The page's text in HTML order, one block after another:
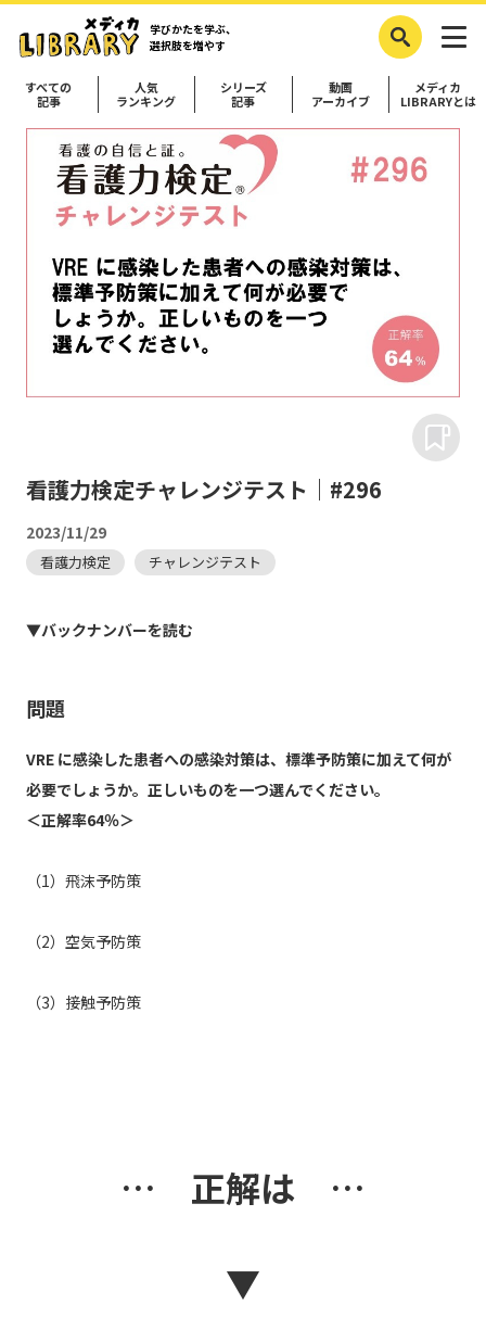
学びかたを学ぶ、
選択肢を増やす
すべての
記事
人気
ランキング
シリーズ
記事
動画
アーカイブ
メディカ
LIBRARYとは
看護力検定チャレンジテスト｜#296
2023/11/29
看護力検定 チャレンジテスト
▼バックナンバーを読む
問題
VRE に感染した患者への感染対策は、標準予防策に加えて何が
必要でしょうか。正しいものを一つ選んでください。
＜正解率64％＞
（1）飛沫予防策
（2）空気予防策
（3）接触予防策
… 正解は …
▼